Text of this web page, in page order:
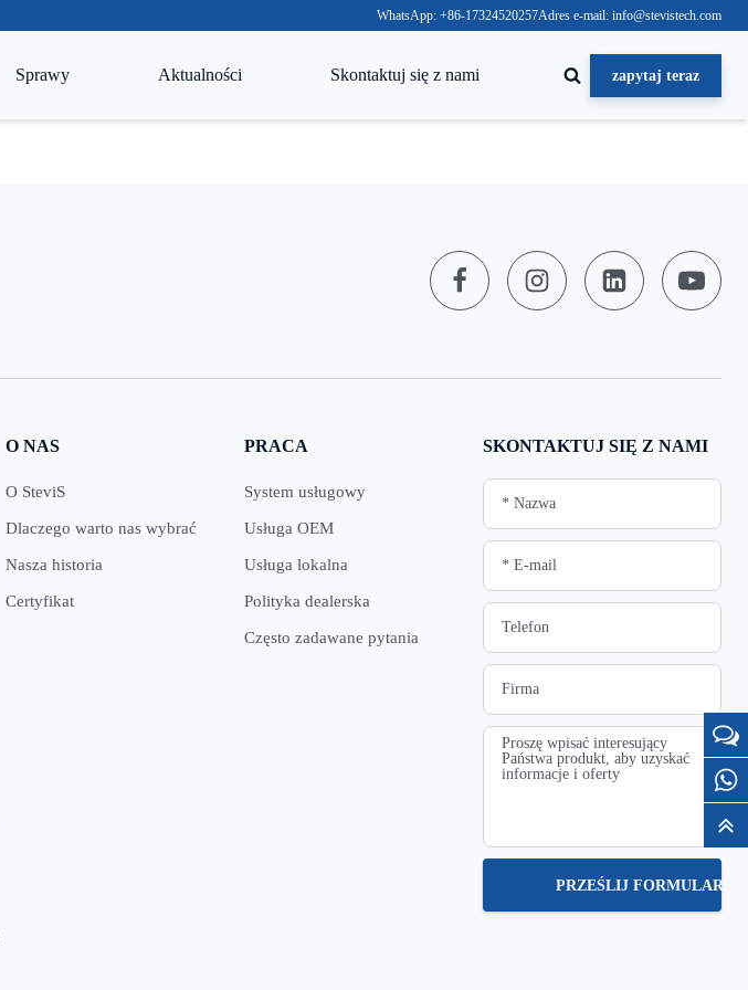
WhatsApp: +86-17324520257Adres e-mail: info@stevistech.com
Sprawy Aktualności Skontaktuj się z nami zapytaj teraz
O NAS
O SteviS
Dlaczego warto nas wybrać
Nasza historia
Certyfikat
PRACA
System usługowy
Usługa OEM
Usługa lokalna
Polityka dealerska
Często zadawane pytania
SKONTAKTUJ SIĘ Z NAMI
PRZEŚLIJ FORMULARZ